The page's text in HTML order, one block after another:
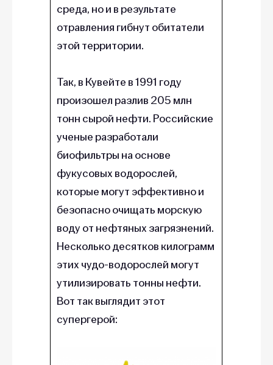
среда, но и в результате
отравления гибнут обитатели
этой территории.
Так, в Кувейте в 1991 году
произошел разлив 205 млн
тонн сырой нефти. Российские
ученые разработали
биофильтры на основе
фукусовых водорослей,
которые могут эффективно и
безопасно очищать морскую
воду от нефтяных загрязнений.
Несколько десятков килограмм
этих чудо-водорослей могут
утилизировать тонны нефти.
Вот так выглядит этот
супергерой: